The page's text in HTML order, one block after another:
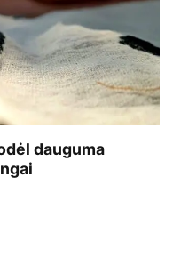
dauguma